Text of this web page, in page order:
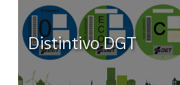
Distintivo DGT